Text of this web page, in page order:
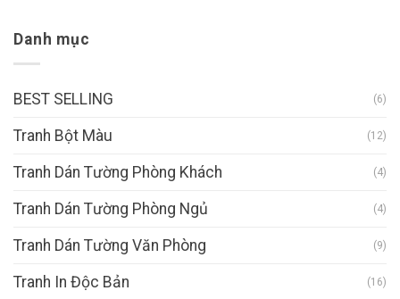
Danh mục
BEST SELLING (6)
Tranh Bột Màu (12)
Tranh Dán Tường Phòng Khách (4)
Tranh Dán Tường Phòng Ngủ (4)
Tranh Dán Tường Văn Phòng (9)
Tranh In Độc Bản (16)